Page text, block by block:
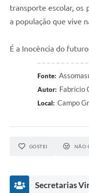
transporte escolar, os
a população que vive
É a Inocência do
Fonte:
Autor: Fabrício
Local: Campo
GOSTEI NÃO
Secretarias